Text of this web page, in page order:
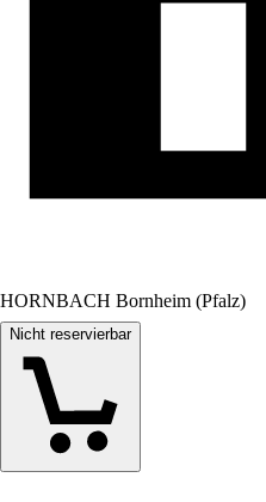
HORNBACH Bornheim (Pfalz)
Nicht reservierbar